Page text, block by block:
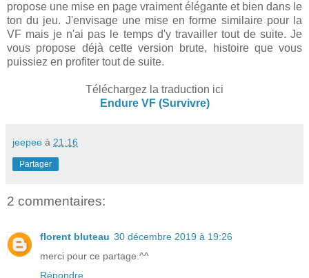
propose une mise en page vraiment élégante et bien dans le
ton du jeu. J'envisage une mise en forme similaire pour la
VF mais je n'ai pas le temps d'y travailler tout de suite. Je
vous propose déjà cette version brute, histoire que vous
puissiez en profiter tout de suite.
Téléchargez la traduction ici
Endure VF (Survivre)
jeepee à 21:16
Partager
2 commentaires:
florent bluteau 30 décembre 2019 à 19:26
merci pour ce partage.^^
Répondre